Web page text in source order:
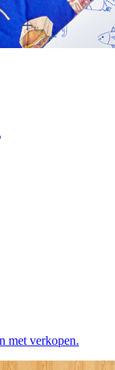
met verkopen.